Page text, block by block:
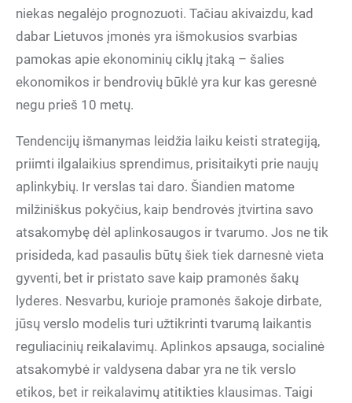
niekas negalėjo prognozuoti. Tačiau akivaizdu, kad
dabar Lietuvos įmonės yra išmokusios svarbias
pamokas apie ekonominių ciklų įtaką – šalies
ekonomikos ir bendrovių būklė yra kur kas geresnė
negu prieš 10 metų.
Tendencijų išmanymas leidžia laiku keisti strategiją,
priimti ilgalaikius sprendimus, prisitaikyti prie naujų
aplinkybių. Ir verslas tai daro. Šiandien matome
milžiniškus pokyčius, kaip bendrovės įtvirtina savo
atsakomybę dėl aplinkosaugos ir tvarumo. Jos ne tik
prisideda, kad pasaulis būtų šiek tiek darnesnė vieta
gyventi, bet ir pristato save kaip pramonės šakų
lyderes. Nesvarbu, kurioje pramonės šakoje dirbate,
jūsų verslo modelis turi užtikrinti tvarumą laikantis
reguliacinių reikalavimų. Aplinkos apsauga, socialinė
atsakomybė ir valdysena dabar yra ne tik verslo
etikos, bet ir reikalavimų atitikties klausimas. Taigi